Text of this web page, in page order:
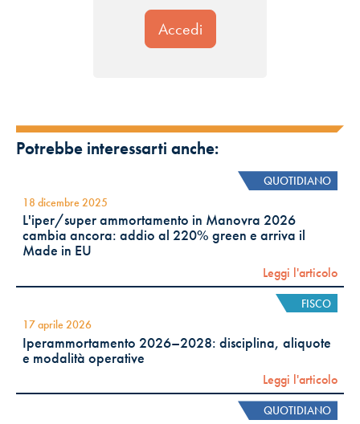
Potrebbe interessarti anche:
QUOTIDIANO
18 dicembre 2025
L'iper/super ammortamento in Manovra 2026
cambia ancora: addio al 220% green e arriva il
Made in EU
Leggi l'articolo
FISCO
17 aprile 2026
Iperammortamento 2026–2028: disciplina, aliquote
e modalità operative
Leggi l'articolo
QUOTIDIANO